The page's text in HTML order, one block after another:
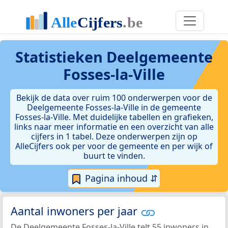
Statistieken Deelgemeente
Fosses-la-Ville
Bekijk de data over ruim 100 onderwerpen voor de
Deelgemeente Fosses-la-Ville in de gemeente
Fosses-la-Ville. Met duidelijke tabellen en grafieken,
links naar meer informatie en een overzicht van alle
cijfers in 1 tabel. Deze onderwerpen zijn op
AlleCijfers ook per voor de gemeente en per wijk of
buurt te vinden.
Pagina inhoud ⇵
Aantal inwoners per jaar